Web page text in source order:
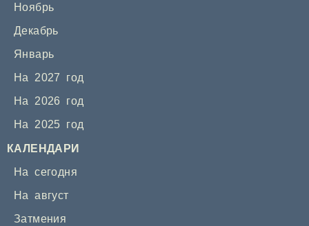
Ноябрь
Декабрь
Январь
На 2027 год
На 2026 год
На 2025 год
КАЛЕНДАРИ
На сегодня
На август
Затмения